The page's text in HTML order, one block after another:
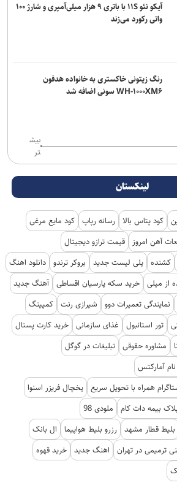
آیکو نئو ۱۱S با باتری ۹ هزار میلی‌آمپری و شارژ ۱۰۰
واتی رکورد می‌زند
رنگ زیتونی خاکستری به خانواده هدفون
WH-۱۰۰۰XM۶ سونی اضافه شد
بیش
تر
لینکستان
کود پتاس بالا رسانه رپاپ کود مایع مرغی
آهن امروز
قیمت ترازو دیجیتال
کشنده پلی لیست جدید بروکر ترندو دانلود اهنگ
از میلی خرید سکه پارسیان اقساطی آهنگ جدید
نمایندگی تعمیرات دوو شیرازی رنت کمپینگ
تور استانبول غذای سازمانی خرید کارت پستال
مشاوره حقوقی تبلیغات در گوگل
آمارکتس
همراه با تحویل سریع یخچال فریزر اسنوا
بیمه دات کام
ملودی 98
بلیط قطار مشهد رزرو بلیط هواپیما
ال بانک
ترمیمی در تهران اهنگ جدید خرید قهوه